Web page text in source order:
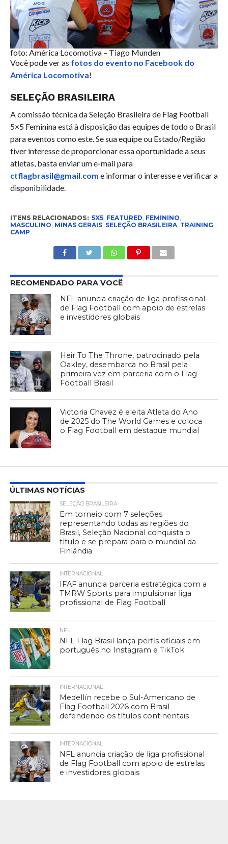
foto: América Locomotiva – Tiago Munden
Você pode ver as fotos do evento no Facebook do
América Locomotiva!
SELEÇÃO BRASILEIRA
A comissão técnica da Seleção Brasileira de Flag Football
5×5 Feminina está à disposição das equipes de todo o Brasil
para eventos como este. Se sua equipe ou Estado/Região
tiver interesse de proporcionar essa oportunidade a seus
atletas, basta enviar um e-mail para
ctflagbrasil@gmail.com e informar o interesse e verificar a
disponibilidade.
ITENS RELACIONADOS: 5X5, FEATURED, FEMININO,
MASCULINO, MINAS GERAIS, SELEÇÃO BRASILEIRA, TRAINING
CAMP
RECOMENDADO PARA VOCÊ
NFL anuncia criação de liga profissional
de Flag Football com apoio de estrelas
e investidores globais
Heir To The Throne, patrocinado pela
Oakley, desembarca no Brasil pela
primeira vez em parceria com o Flag
Football Brasil
Victoria Chavez é eleita Atleta do Ano
de 2025 do The World Games e coloca
o Flag Football em destaque mundial
ÚLTIMAS NOTÍCIAS
SELEÇÃO BRASILEIRA
Em torneio com 7 seleções
representando todas as regiões do
Brasil, Seleção Nacional conquista o
título e se prepara para o mundial da
Finlândia
INTERNACIONAL
IFAF anuncia parceria estratégica com a
TMRW Sports para impulsionar liga
profissional de Flag Football
NFL
NFL Flag Brasil lança perfis oficiais em
português no Instagram e TikTok
INTERNACIONAL
Medellín recebe o Sul-Americano de
Flag Football 2026 com Brasil
defendendo os títulos continentais
INTERNACIONAL
NFL anuncia criação de liga profissional
de Flag Football com apoio de estrelas
e investidores globais